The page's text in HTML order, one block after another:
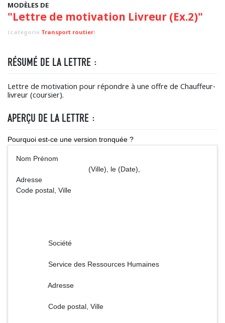
MODÈLES DE
"Lettre de motivation Livreur (Ex.2)"
(categorie Transport routier)
RÉSUMÉ DE LA LETTRE :
Lettre de motivation pour répondre à une offre de Chauffeur-
livreur (coursier).
APERÇU DE LA LETTRE :
Pourquoi est-ce une version tronquée ?
Nom Prénom
(Ville), le (Date),
Adresse
Code postal, Ville
Société
Service des Ressources Humaines
Adresse
Code postal, Ville